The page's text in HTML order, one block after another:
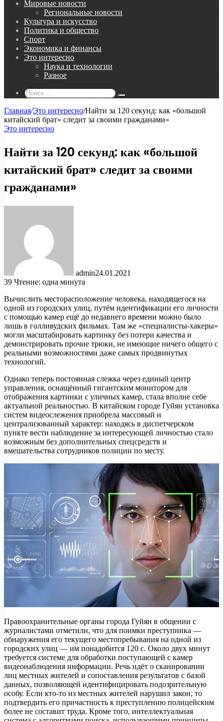
Мировые новости
Региональные новости
Культура и искусство
Политика и общество
Спорт
Экономика и финансы
Это интересно
Наука и технологии
Разное
Поиск...
Главная/Это интересно/Найти за 120 секунд: как «большой
китайский брат» следит за своими гражданами»
Это интересно
Найти за 120 секунд: как «большой
китайский брат» следит за своими
гражданами»
admin24.01.2021
39 Чтение: одна минута
Вычислить месторасположение человека, находящегося на
одной из городских улиц, путём идентификации его личности
с помощью камер ещё до недавнего времени можно было
лишь в голливудских фильмах. Там же «специалисты-хакеры»
могли масштабировать картинку без потери качества и
демонстрировать прочие трюки, не имеющие ничего общего с
реальными возможностями даже самых продвинутых
технологий.
Однако теперь постоянная слежка через единый центр
управления, оснащённый гигантским монитором для
отображения картинки с уличных камер, стала вполне себе
актуальной реальностью. В китайском городе Гуйян установка
систем видеослежения приобрела массовый и
централизованный характер: находясь в диспетчерском
пункте вести наблюдение за интересующей личностью стало
возможным без дополнительных спецсредств и
вмешательства сотрудников полиции по месту.
Правоохранительные органы города Гуйян в общении с
журналистами отметили, что для поимки преступника —
обнаружения его текущего местопребывания на одной из
городских улиц — им понадобится 120 с. Около двух минут
требуется системе для обработки поступающей с камер
видеонаблюдения информации. Речь идёт о сканировании
лиц местных жителей и сопоставления результатов с базой
данных, позволяющей идентифицировать подозрительную
особу. Если кто-то из местных жителей нарушил закон, то
подтвердить его причастность к преступлению полицейским
более не составит труда. Кроме того, интеллектуальная